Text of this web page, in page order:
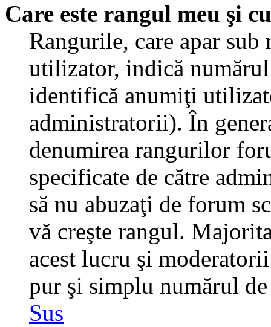
Care este rangul meu şi
Rangurile, care apar sub
utilizator, indică numărul
identifică anumiţi
administratorii). În
denumirea rangurilor
specificate de către
să nu abuzaţi de forum
vă creşte rangul.
acest lucru şi
pur şi simplu numărul de
Sus